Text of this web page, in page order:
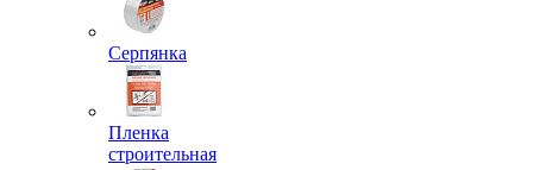
Серпянка
Пленка
строительная